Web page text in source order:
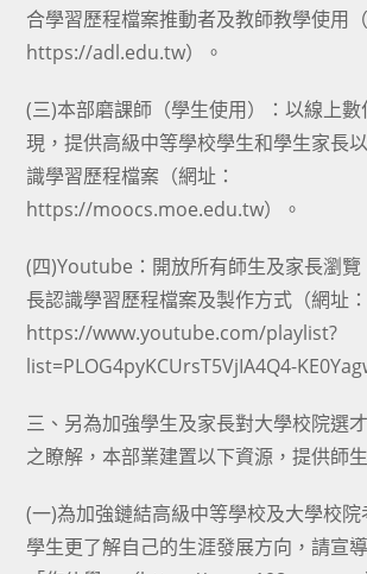
合學習歷程檔案推動者及教師教學使用（
https://adl.edu.tw）。
(三)本部磨課師（學生使用）：以線上數
現，提供高級中等學校學生和學生家長
識學習歷程檔案（網址：
https://moocs.moe.edu.tw）。
(四)Youtube：開放所有師生及家長瀏覽
長認識學習歷程檔案及製作方式（網址：
https://www.youtube.com/playlist?
list=PLOG4pyKCUrsT5VjIA4Q4-
三、另為加強學生及家長對大學校院選
之瞭解，本部業建置以下資源，提供師
(一)為加強鏈結高級中等學校及大學校
學生更了解自己的生涯發展方向，請宣